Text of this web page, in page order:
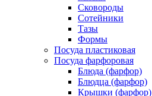
Сковороды
Сотейники
Тазы
Формы
Посуда пластиковая
Посуда фарфоровая
Блюда (фарфор)
Блюдца (фарфор)
Крышки (фарфор)